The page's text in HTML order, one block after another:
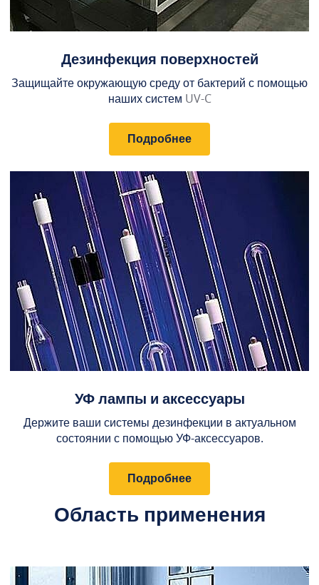
Дезинфекция поверхностей
Защищайте окружающую среду от бактерий с помощью
наших систем UV-C
Подробнее
УФ лампы и аксессуары
Держите ваши системы дезинфекции в актуальном
состоянии с помощью УФ-аксессуаров.
Подробнее
Область применения